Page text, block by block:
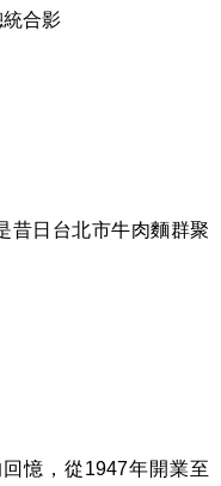
合影
昔日台北市牛肉麵群聚
憶，從1947年開業至